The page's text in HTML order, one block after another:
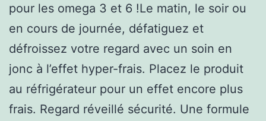
pour les omega 3 et 6 !Le matin, le soir ou
en cours de journée, défatiguez et
défroissez votre regard avec un soin en
jonc à l’effet hyper-frais. Placez le produit
au réfrigérateur pour un effet encore plus
frais. Regard réveillé sécurité. Une formule